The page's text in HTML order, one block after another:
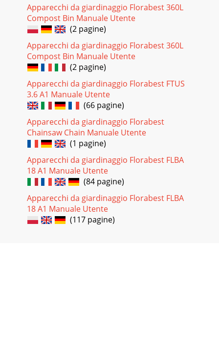
Apparecchi da giardinaggio Florabest 360L
Compost Bin Manuale Utente
(2 pagine)
Apparecchi da giardinaggio Florabest 360L
Compost Bin Manuale Utente
(2 pagine)
Apparecchi da giardinaggio Florabest FTUS
3.6 A1 Manuale Utente
(66 pagine)
Apparecchi da giardinaggio Florabest
Chainsaw Chain Manuale Utente
(1 pagine)
Apparecchi da giardinaggio Florabest FLBA
18 A1 Manuale Utente
(84 pagine)
Apparecchi da giardinaggio Florabest FLBA
18 A1 Manuale Utente
(117 pagine)